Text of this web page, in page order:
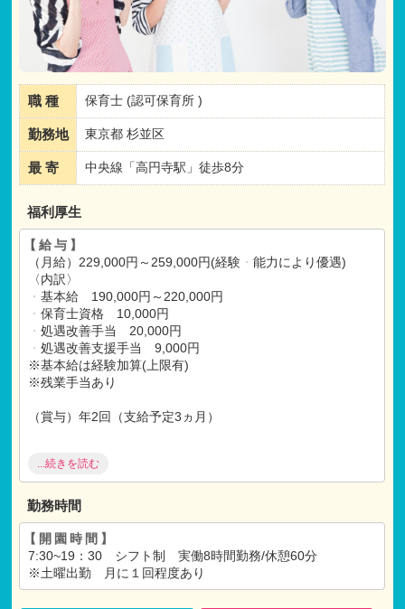
職 種 保育士 (認可保育所 )
勤務地 東京都 杉並区
最 寄 中央線「高円寺駅」徒歩8分
福利厚生
【給与】
（月給）229,000円～259,000円(経験・ 能力により優遇)
〈内訳〉
・ 基本給 190,000円～220,000円
・ 保育士資格 10,000円
・ 処遇改善手当 20,000円
・ 処遇改善支援手当 9,000円
※基本給は経験加算(上限有)
※残業手当あり
（賞与）年2回（支給予定3ヵ月）
社会保険完備（健康
昇給 年1回
退職金制度
研修制度あり
【各種手当】
通勤手当(20,000円/月)
借上社宅制度（社内規定あり）
...続きを読む
勤務時間
【開園時間】
7:30~19：30 シフト制 実働8時間勤務/休憩60分
※土曜出勤 月に１回程度あり